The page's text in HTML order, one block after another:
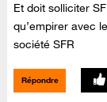
Et doit solliciter
qu’empirer avec
société SFR
Répondre